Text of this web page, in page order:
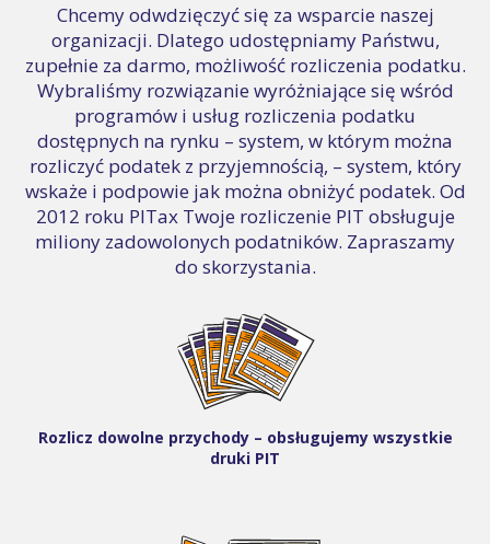
Chcemy odwdzięczyć się za wsparcie naszej
organizacji. Dlatego udostępniamy Państwu,
zupełnie za darmo, możliwość rozliczenia podatku.
Wybraliśmy rozwiązanie wyróżniające się wśród
programów i usług rozliczenia podatku
dostępnych na rynku – system, w którym można
rozliczyć podatek z przyjemnością, – system, który
wskaże i podpowie jak można obniżyć podatek. Od
2012 roku PITax Twoje rozliczenie PIT obsługuje
miliony zadowolonych podatników. Zapraszamy
do skorzystania.
Rozlicz dowolne przychody – obsługujemy wszystkie
druki PIT